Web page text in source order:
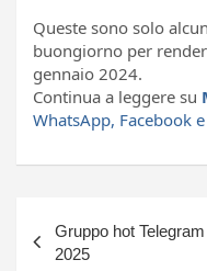
Queste sono solo
buongiorno per
gennaio 2024.
Continua a leggere su
WhatsApp, Facebook
articoli
Gruppo hot
2025